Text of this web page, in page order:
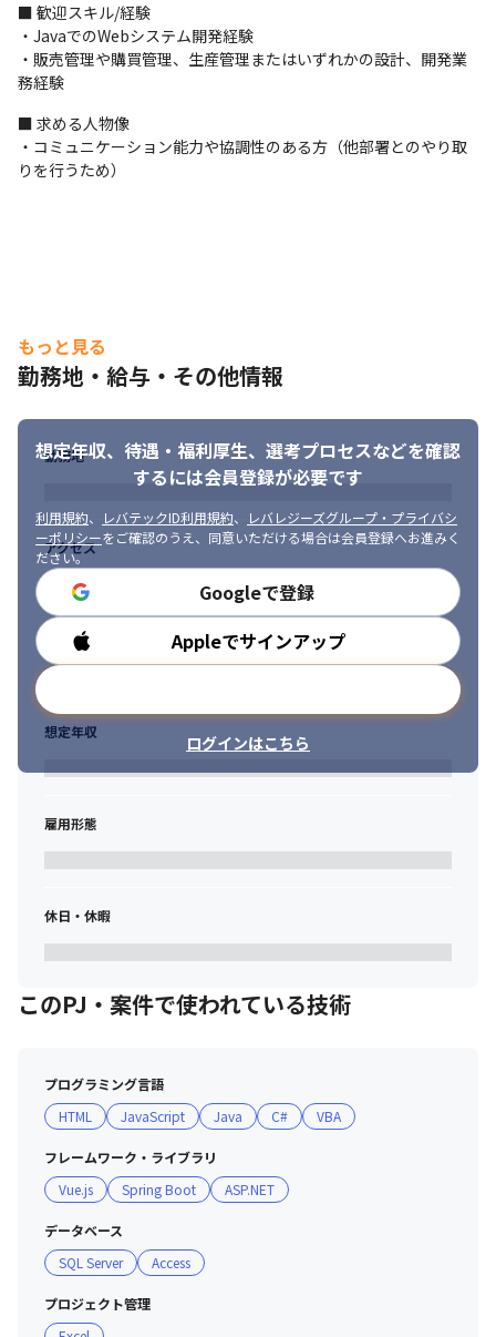
■ 歓迎スキル/経験
・JavaでのWebシステム開発経験
・販売管理や購買管理、生産管理またはいずれかの設計、開発業
務経験
■ 求める人物像
・コミュニケーション能力や協調性のある方（他部署とのやり取
りを行うため）
もっと見る
勤務地・給与・その他情報
想定年収、待遇・福利厚生、 選考プロセスなどを確認
するには会員登録が必要です
利用規約、 レバテックID利用規約、
レバレジーズグループ・プライバシ
ーポリシーをご確認のうえ、同意いただける場合は会員登録へお進みく
ださい。
Googleで登録
Appleでサインアップ
ログインはこちら
勤務地
アクセス
勤務時間
想定年収
雇用形態
休日・休暇
このPJ・案件で使われている技術
プログラミング言語
HTML
JavaScript Java C# VBA
フレームワーク・ライブラリ
Vue.js
Spring Boot ASP.NET
データベース
SQL Server
Access
プロジェクト管理